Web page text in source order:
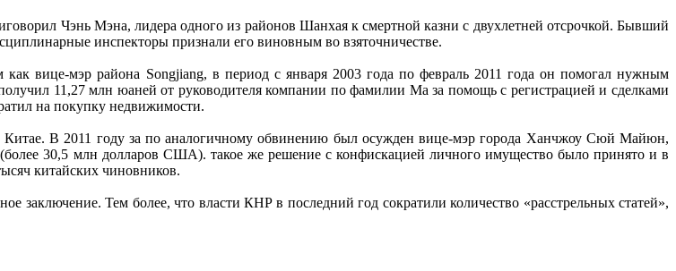
Чэнь Мэна, лидера одного из районов Шанхая к смертной казни с двухлетней отсрочкой. Бывший
инспекторы признали его виновным во взяточничестве.
вице-мэр района Songjiang, в период с января 2003 года по февраль 2011 года он помогал нужным
11,27 млн юаней от руководителя компании по фамилии Ма за помощь с регистрацией и сделками
на покупку недвижимости.
Китае. В 2011 году за по аналогичному обвинению был осужден вице-мэр города Ханчжоу Сюй Майюн,
30,5 млн долларов США). такое же решение с конфискацией личного имущество было принято и в
китайских чиновников.
заключение. Тем более, что власти КНР в последний год сократили количество «расстрельных статей»,